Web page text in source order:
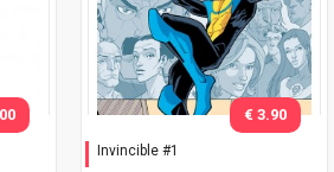
Invincible #1
€ 3.90